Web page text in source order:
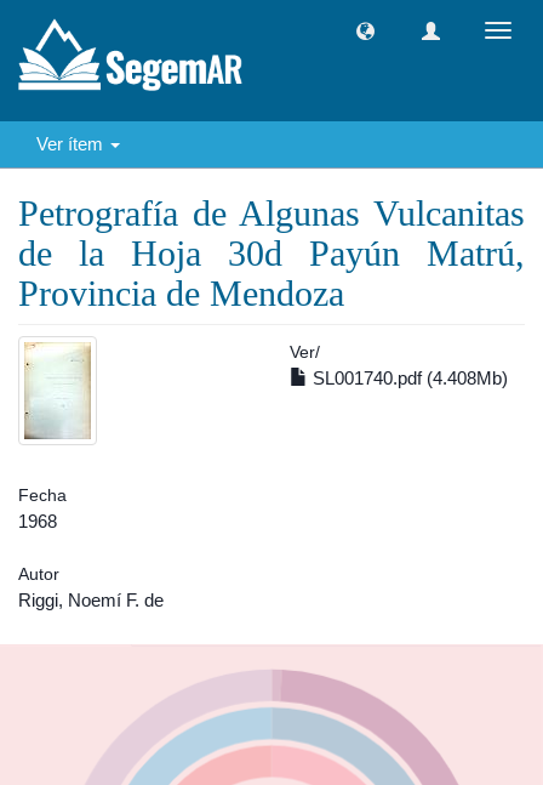
Ver ítem
Petrografía de Algunas Vulcanitas
de la Hoja 30d Payún Matrú,
Provincia de Mendoza
Ver/
SL001740.pdf (4.408Mb)
Fecha
1968
Autor
Riggi, Noemí F. de